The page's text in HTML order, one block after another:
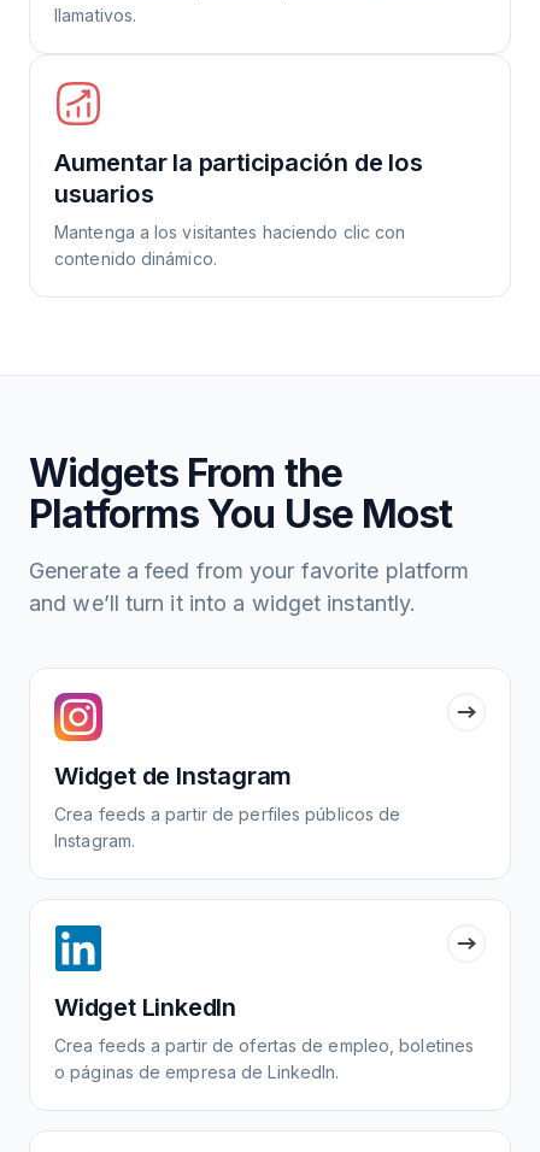
llamativos.
Aumentar la participación de los
usuarios
Mantenga a los visitantes haciendo clic con
contenido dinámico.
Widgets From the
Platforms You Use Most
Generate a feed from your favorite platform
and we’ll turn it into a widget instantly.
Widget de Instagram
Crea feeds a partir de perfiles públicos de
Instagram.
Widget LinkedIn
Crea feeds a partir de ofertas de empleo, boletines
o páginas de empresa de LinkedIn.